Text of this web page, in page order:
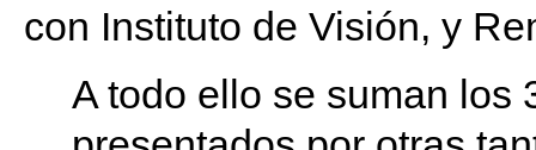
con Instituto de Visión, y
A todo ello se suman los